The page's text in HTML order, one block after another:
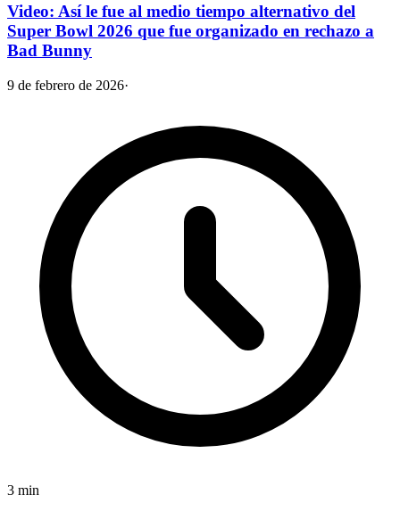
Video: Así le fue al medio tiempo alternativo del
Super Bowl 2026 que fue organizado en rechazo a
Bad Bunny
9 de febrero de 2026·
3 min